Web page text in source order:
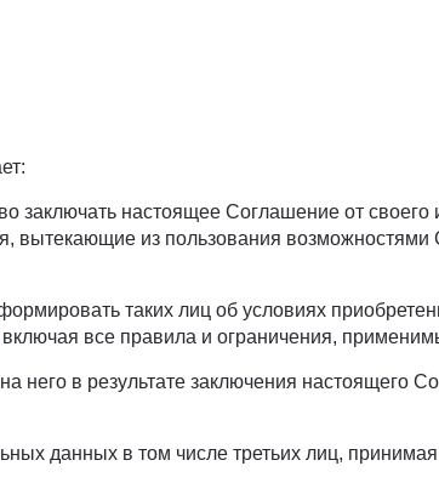
заключать настоящее Соглашение от
из пользования возможностями
таких лиц об условиях
включая все правила и ограничения,
него в результате заключения настоящего
данных в том числе третьих лиц, принимая